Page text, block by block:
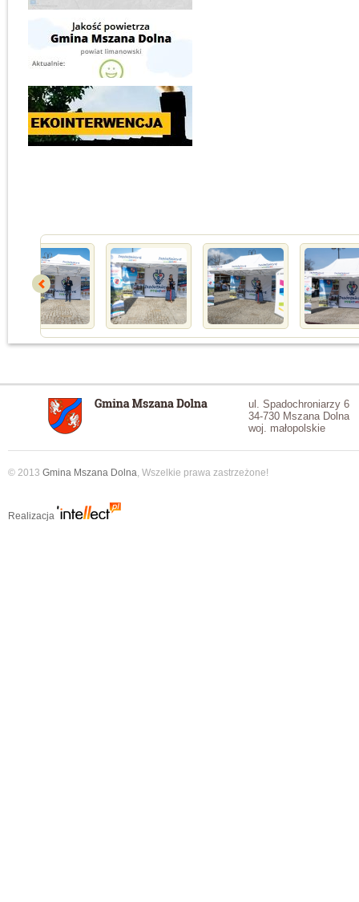
ul. Spadochroniarzy 6
34-730 Mszana Dolna
woj. małopolskie
© 2013 Gmina Mszana Dolna, Wszelkie prawa zastrzeżone!
Realizacja